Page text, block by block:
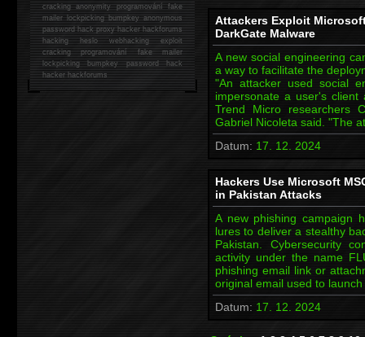
Attackers Exploit
DarkGate Malware
A new social engineering
a way to facilitate the
"An attacker used social
impersonate a user's
Trend Micro researchers
Gabriel Nicoleta said. "The
Datum: 17. 12. 2024
Hackers Use Microsoft
in Pakistan Attacks
A new phishing campaign
lures to deliver a stealthy
Pakistan. Cybersecurity
activity under the name
phishing email link or
original email used to
Datum: 17. 12. 2024
cracking anonymity programování fake
mailer lockpicking bumpkey anonymous
password hack proxy hacker hackforums
hacking heslo webhacking exploit
cracking programování fake mailer
lockpicking bumpkey password hack
hackerhackforums